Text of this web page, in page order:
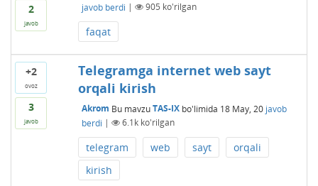
2
javob
javob berdi | 905 ko'rilgan
faqat
+2
ovoz
3
javob
Telegramga internet web sayt
orqali kirish
Akrom Bu mavzuTAS-IXbo'limida 18 May, 20 javob
berdi | 6.1kko'rilgan
telegram web sayt
orqali
kirish